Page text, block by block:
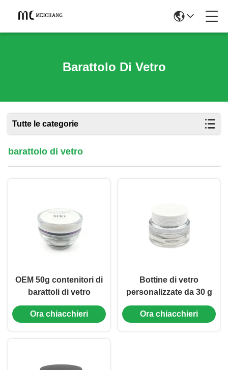
Barattolo Di Vetro
Tutte le categorie
barattolo di vetro
OEM 50g contenitori di
barattoli di vetro
barattoli cosmetici vuoti
a bocca larga (MC-G-
Ora chiacchieri
Bottine di vetro
personalizzate da 30 g
per prodotti di bellezza,
Bottine di vetro
Ora chiacchieri